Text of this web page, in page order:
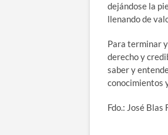
dejándose la
llenando de
Para terminar
derecho y
saber y
conocimientos
Fdo.: José Blas